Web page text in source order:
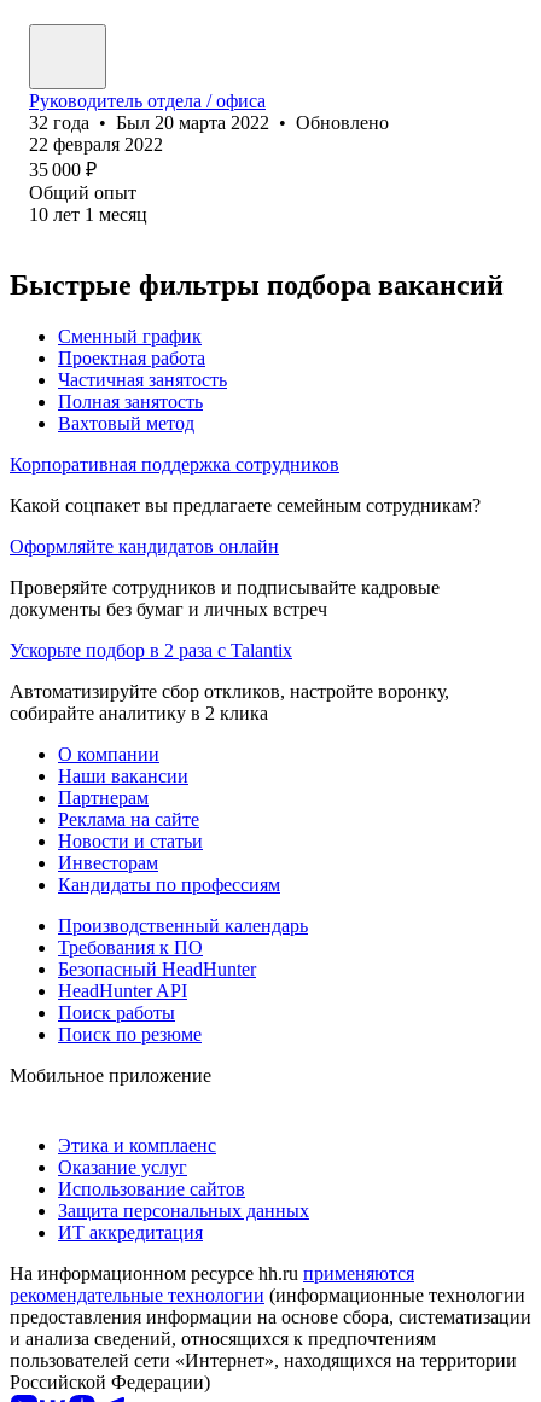
Руководитель отдела / офиса
32 года • Был 20 марта 2022 • Обновлено
22 февраля 2022
35 000 ₽
Общий опыт
10 лет 1 месяц
Быстрые фильтры подбора вакансий
Сменный график
Проектная работа
Частичная занятость
Полная занятость
Вахтовый метод
Корпоративная поддержка сотрудников
Какой соцпакет вы предлагаете семейным сотрудникам?
Оформляйте кандидатов онлайн
Проверяйте сотрудников и подписывайте кадровые
документы без бумаг и личных встреч
Ускорьте подбор в 2 раза с Talantix
Автоматизируйте сбор откликов, настройте воронку,
собирайте аналитику в 2 клика
О компании
Наши вакансии
Партнерам
Реклама на сайте
Новости и статьи
Инвесторам
Кандидаты по профессиям
Производственный календарь
Требования к ПО
Безопасный HeadHunter
HeadHunter API
Поиск работы
Поиск по резюме
Мобильное приложение
Этика и комплаенс
Оказание услуг
Использование сайтов
Защита персональных данных
ИТ аккредитация
На информационном ресурсе hh.ru применяются
рекомендательные технологии (информационные технологии
предоставления информации на основе сбора, систематизации
и анализа сведений, относящихся к предпочтениям
пользователей сети «Интернет», находящихся на территории
Российской Федерации)